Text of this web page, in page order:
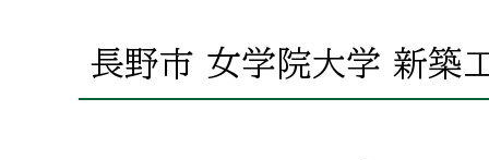
長野市 女学院大学 新築